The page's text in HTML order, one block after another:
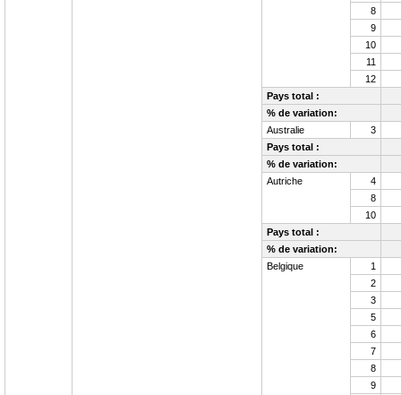
8
9
10
11
12
Pays total :
% de variation:
Australie
3
Pays total :
% de variation:
Autriche
4
8
10
Pays total :
% de variation:
Belgique
1
2
3
5
6
7
8
9